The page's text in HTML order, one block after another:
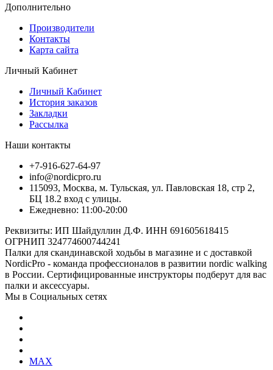
Дополнительно
Производители
Контакты
Карта сайта
Личный Кабинет
Личный Кабинет
История заказов
Закладки
Рассылка
Наши контакты
+7-916-627-64-97
info@nordicpro.ru
115093, Москва, м. Тульская, ул. Павловская 18, стр 2,
БЦ 18.2 вход с улицы.
Ежедневно: 11:00-20:00
Реквизиты: ИП Шайдуллин Д.Ф. ИНН 691605618415
ОГРНИП 324774600744241
Палки для скандинавской ходьбы в магазине и с доставкой
NordicPro - команда профессионалов в развитии nordic walking
в России. Сертифицированные инструкторы подберут для вас
палки и аксессуары.
Мы в Социальных сетях
MAX